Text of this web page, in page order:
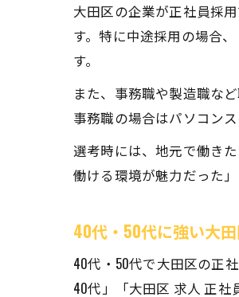
大田区の企業が正社員採
す。特に中途採用の場合
す。
また、事務職や製造職な
事務職の場合はパソコン
選考時には、地元で働き
働ける環境が魅力だった
40代・50代に強い大
40代・50代で大田区の正
40代」「大田区 求人 正社